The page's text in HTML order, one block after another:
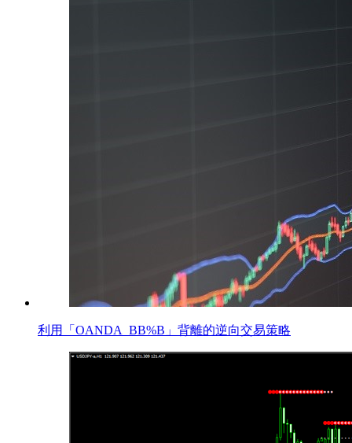
利用「OANDA_BB%B」背離的逆向交易策略